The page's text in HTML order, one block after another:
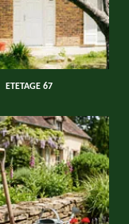
ETETAGE 67